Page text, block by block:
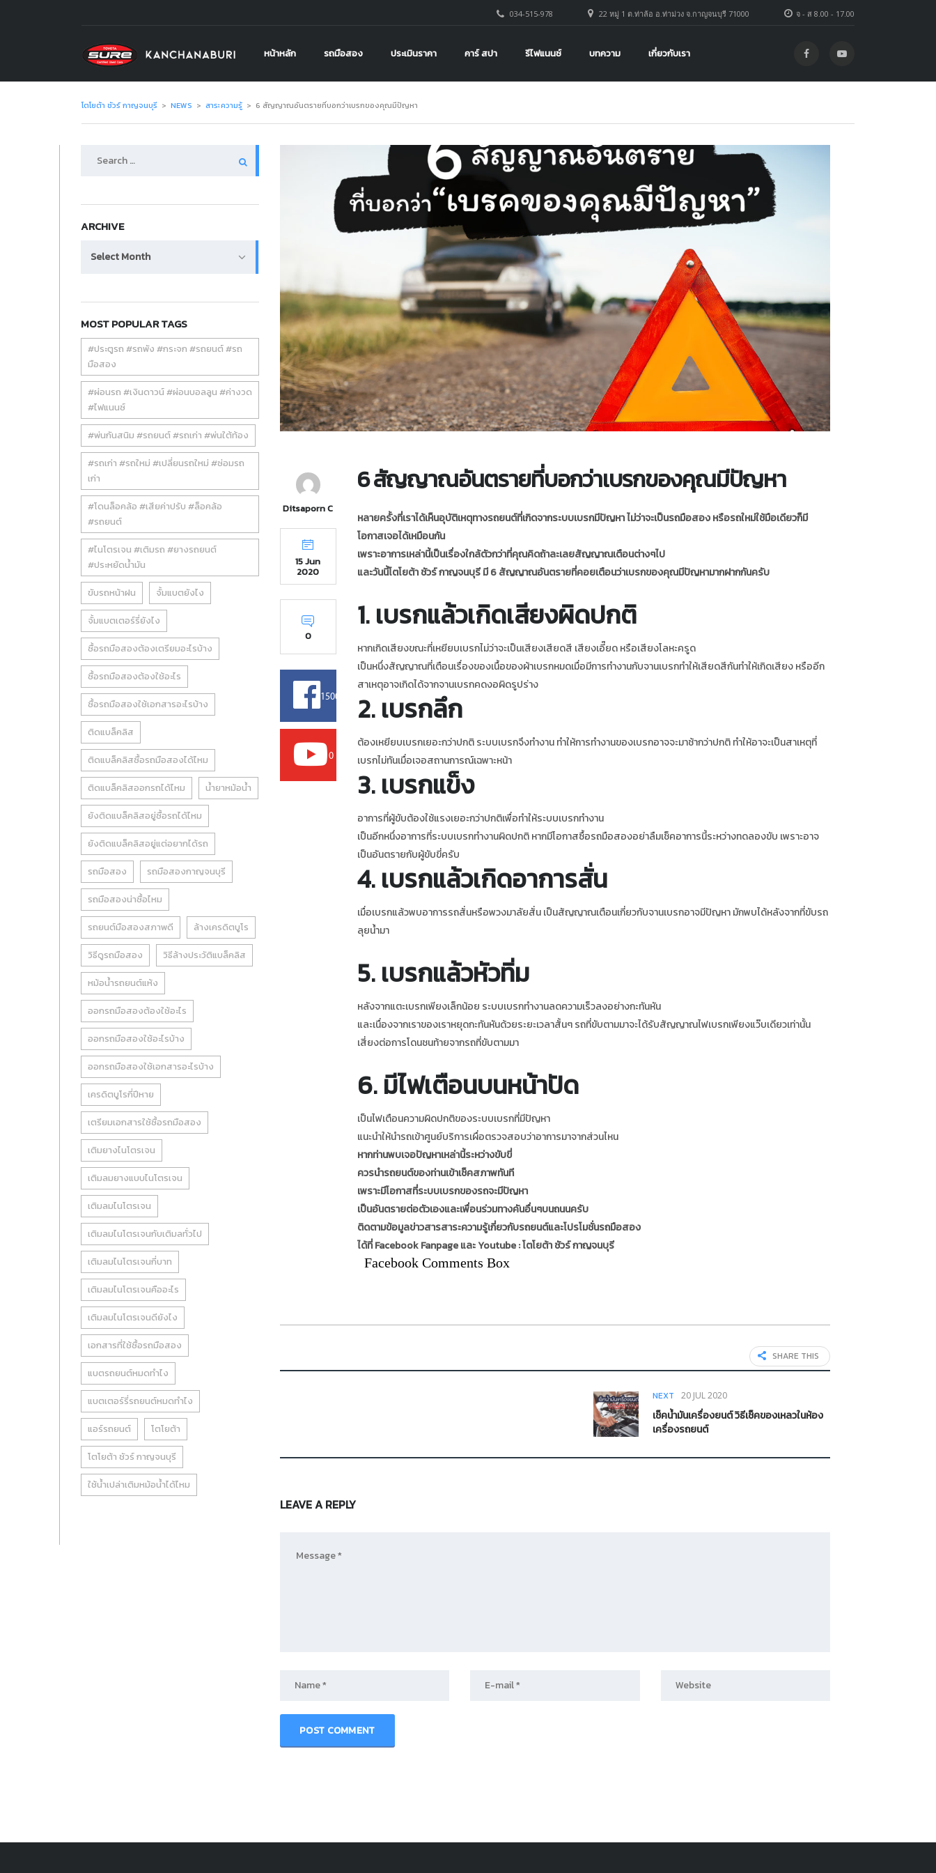
จ - ส 8.00 - 17.00
22 หมู่ 1 ต.ท่าล้อ อ.ท่าม่วง จ.กาญจนบุรี 71000
034-515-978
หน้าหลัก รถมือสอง ประเมินราคา คาร์ สปา รีไฟแนนซ์ บทความ เกี่ยวกับเรา
โตโยต้า ชัวร์ กาญจนบุรี > NEWS > สาระความรู้ > 6 สัญญาณอันตรายที่บอกว่าเบรกของคุณมีปัญหา
Ditsaporn C
15 Jun
2020
0
15000
0
6 สัญญาณอันตรายที่บอกว่าเบรกของคุณมีปัญหา
หลายครั้งที่เราได้เห็นอุบัติเหตุทางรถยนต์ที่เกิดจากระบบเบรกมีปัญหา ไม่ว่าจะเป็นรถมือสอง หรือรถใหม่ใช้มือเดียวก็มี
โอกาสเจอได้เหมือนกัน
เพราะอาการเหล่านี้เป็นเรื่องใกล้ตัวกว่าที่คุณคิดถ้าละเลยสัญญาณเตือนต่างๆไป
และวันนี้โตโยต้า ชัวร์ กาญจนบุรี มี 6 สัญญาณอันตรายที่คอยเตือนว่าเบรกของคุณมีปัญหามากฝากกันครับ
1. เบรกแล้วเกิดเสียงผิดปกติ
หากเกิดเสียงขณะที่เหยียบเบรกไม่ว่าจะเป็นเสียงเสียดสี เสียงเอี๊ยด หรือเสียงโลหะครูด
เป็นหนึ่งสัญญาณที่เตือนเรื่องของเนื้อของผ้าเบรกหมดเมื่อมีการทำงานกับจานเบรกทำให้เสียดสีกันทำให้เกิดเสียง หรืออีก
สาเหตุอาจเกิดได้จากจานเบรกคดงอผิดรูปร่าง
2. เบรกลึก
ต้องเหยียบเบรกเยอะกว่าปกติ ระบบเบรกจึงทำงาน ทำให้การทำงานของเบรกอาจจะมาช้ากว่าปกติ ทำให้อาจะเป็นสาเหตุที่
เบรกไม่ทันเมื่อเจอสถานการณ์เฉพาะหน้า
3. เบรกแข็ง
อาการที่ผู้ขับต้องใช้แรงเยอะกว่าปกติเพื่อทำให้ระบบเบรกทำงาน
เป็นอีกหนึ่งอาการที่ระบบเบรกทำงานผิดปกติ หากมีโอกาสซื้อรถมือสองอย่าลืมเช็คอาการนี้ระหว่างทดลองขับ เพราะอาจ
เป็นอันตรายกับผู้ขับขี่ครับ
4. เบรกแล้วเกิดอาการสั่น
เมื่อเบรกแล้วพบอาการรถสั่นหรือพวงมาลัยสั่น เป็นสัญญาณเตือนเกี่ยวกับจานเบรกอาจมีปัญหา มักพบได้หลังจากที่ขับรถ
ลุยน้ำมา
5. เบรกแล้วหัวทิ่ม
หลังจากแตะเบรกเพียงเล็กน้อย ระบบเบรกทำงานลดความเร็วลงอย่างกะทันหัน
และเนื่องจากเราของเราหยุดกะทันหันด้วยระยะเวลาสั้นๆ รถที่ขับตามมาจะได้รับสัญญาณไฟเบรกเพียงแว๊บเดียวเท่านั้น
เสี่ยงต่อการโดนชนท้ายจากรถที่ขับตามมา
6. มีไฟเตือนบนหน้าปัด
เป็นไฟเตือนความผิดปกติของระบบเบรกที่มีปัญหา
แนะนำให้นำรถเข้าศูนย์บริการเผื่อตรวจสอบว่าอาการมาจากส่วนไหน
หากท่านพบเจอปัญหาเหล่านี้ระหว่างขับขี่
ควรนำรถยนต์ของท่านเข้าเช็คสภาพทันที
เพราะมีโอกาสที่ระบบเบรกของรถจะมีปัญหา
เป็นอันตรายต่อตัวเองและเพื่อนร่วมทางคันอื่นๆบนถนนครับ
ติดตามข้อมูลข่าวสารสาระความรู้เกี่ยวกับรถยนต์และโปรโมชั่นรถมือสอง
ได้ที่ Facebook Fanpage และ Youtube : โตโยต้า ชัวร์ กาญจนบุรี
Facebook Comments Box
SHARE THIS
NEXT 20 JUL 2020
เช็คน้ำมันเครื่องยนต์ วิธีเช็คของเหลวในห้อง
เครื่องรถยนต์
LEAVE A REPLY
ARCHIVE
Select Month
MOST POPULAR TAGS
#ประตูรถ #รถพัง #กระจก #รถยนต์ #รถ
มือสอง
#ผ่อนรถ #เงินดาวน์ #ผ่อนบอลลูน #ค่างวด
#ไฟแนนซ์
#พ่นกันสนิม #รถยนต์ #รถเก่า #พ่นใต้ท้อง
#รถเก่า #รถใหม่ #เปลี่ยนรถใหม่ #ซ่อมรถ
เก่า
#โดนล็อคล้อ #เสียค่าปรับ #ล็อคล้อ
#รถยนต์
#ไนโตรเจน #เติมรถ #ยางรถยนต์
#ประหยัดน้ำมัน
ขับรถหน้าฝน จั้มแบตยังไง
จั้มแบตเตอร์รี่ยังไง
ซื้อรถมือสองต้องเตรียมอะไรบ้าง
ซื้อรถมือสองต้องใช้อะไร
ซื้อรถมือสองใช้เอกสารอะไรบ้าง
ติดแบล็คลิส
ติดแบล็คลิสซื้อรถมือสองได้ไหม
ติดแบล็คลิสออกรถได้ไหม น้ำยาหม้อน้ำ
ยังติดแบล็คลิสอยู่ซื้อรถได้ไหม
ยังติดแบล็คลิสอยู่แต่อยากได้รถ
รถมือสอง รถมือสองกาญจนบุรี
รถมือสองน่าซื้อไหม
รถยนต์มือสองสภาพดี ล้างเครดิตบูโร
วิธีดูรถมือสอง วิธีล้างประวัติแบล็คลิส
หม้อน้ำรถยนต์แห้ง
ออกรถมือสองต้องใช้อะไร
ออกรถมือสองใช้อะไรบ้าง
ออกรถมือสองใช้เอกสารอะไรบ้าง
เครดิตบูโรกี่ปีหาย
เตรียมเอกสารใช้ซื้อรถมือสอง
เติมยางไนโตรเจน
เติมลมยางแบบไนโตรเจน
เติมลมไนโตรเจน
เติมลมไนโตรเจนกับเติมลทั่วไป
เติมลมไนโตรเจนกี่บาท
เติมลมไนโตรเจนคืออะไร
เติมลมไนโตรเจนดียังไง
เอกสารที่ใช้ซื้อรถมือสอง
แบตรถยนต์หมดทำไง
แบตเตอร์รี่รถยนต์หมดทำไง
แอร์รถยนต์ โตโยต้า
โตโยต้า ชัวร์ กาญจนบุรี
ใช้น้ำเปล่าเติมหม้อน้ำได้ไหม